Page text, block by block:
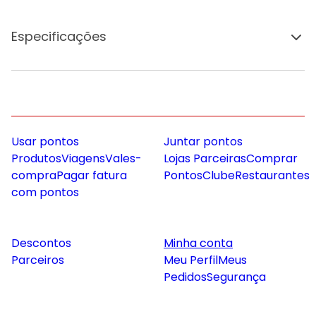
Especificações
Usar pontos
ProdutosViagensVales-
compraPagar fatura
com pontos
Juntar pontos
Lojas ParceirasComprar
PontosClubeRestaurantes
Descontos
Parceiros
Minha conta
Meu PerfilMeus
PedidosSegurança